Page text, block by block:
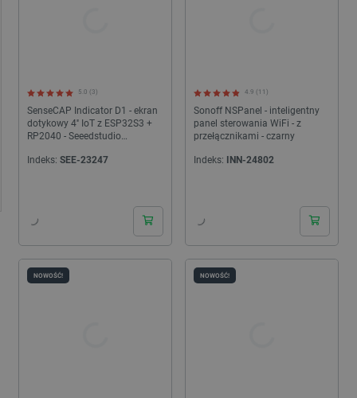
SenseCAP Indicator D1 - ekran
dotykowy 4'' IoT z ESP32S3 +
RP2040 - Seeedstudio
5.0 (3)
Indeks: SEE-23247
Sonoff NSPanel - inteligentny
panel sterowania WiFi - z
przełącznikami - czarny
4.9 (11)
Indeks: INN-24802
NOWOŚĆ! NOWOŚĆ!